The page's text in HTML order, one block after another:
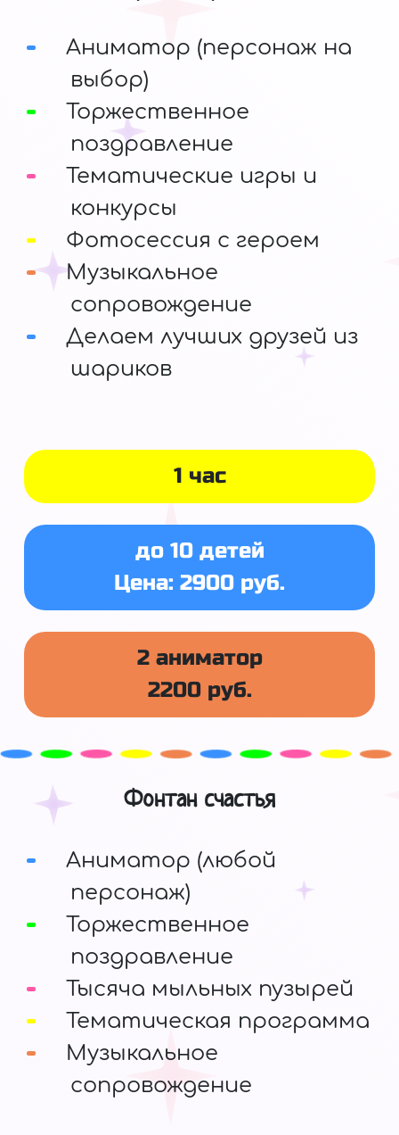
1 час
до 10 детей
Цена: 2900 руб.
2 аниматор
2200 руб.
Аниматор (персонаж на
выбор)
Торжественное
поздравление
Тематические игры и
конкурсы
Фотосессия с героем
Музыкальное
сопровождение
Делаем лучших друзей из
шариков
Фонтан счастья
Аниматор (любой
персонаж)
Торжественное
поздравление
Тысяча мыльных пузырей
Тематическая программа
Музыкальное
сопровождение